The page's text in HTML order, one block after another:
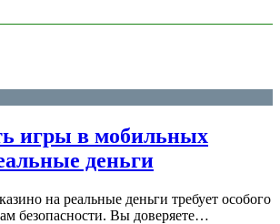
игры в мобильных
деньги
на реальные деньги требует особого
безопасности. Вы доверяете…